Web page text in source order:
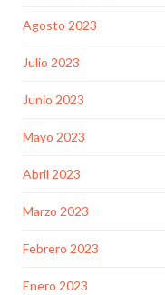
Agosto 2023
Julio 2023
Junio 2023
Mayo 2023
Abril 2023
Marzo 2023
Febrero 2023
Enero 2023